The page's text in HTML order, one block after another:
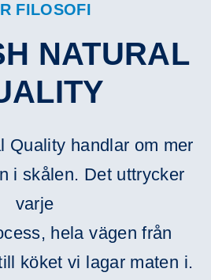
FILOSOFI
NATURAL
Quality handlar om mer
i skålen. Det uttrycker
varje
hela vägen från
köket vi lagar maten i.